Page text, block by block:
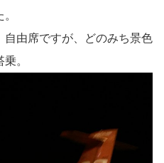
由席ですが、どのみち景色
。